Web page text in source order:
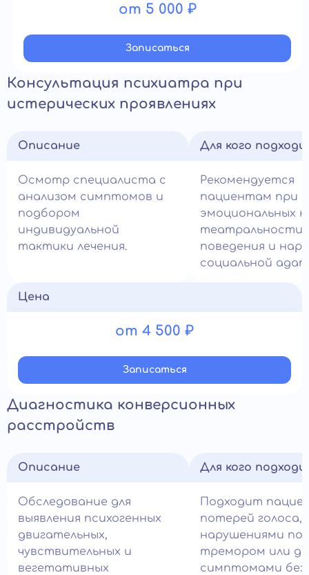
от 5 000 ₽
Записатьcя
Консультация психиатра при
истерических проявлениях
Описание
Осмотр специалиста с
анализом симптомов и
подбором
индивидуальной
тактики лечения.
Для кого
Рекомендуется
пациентам при
эмоциональных
театральности
поведения и
социальной
Цена
от 4 500 ₽
Записатьcя
Диагностика конверсионных
расстройств
Описание
Обследование для
выявления психогенных
двигательных,
чувствительных и
вегетативных
Для кого
Подходит
потерей голоса,
нарушениями
тремором или
симптомами без